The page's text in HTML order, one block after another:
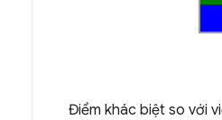
Điểm khác biệt so với